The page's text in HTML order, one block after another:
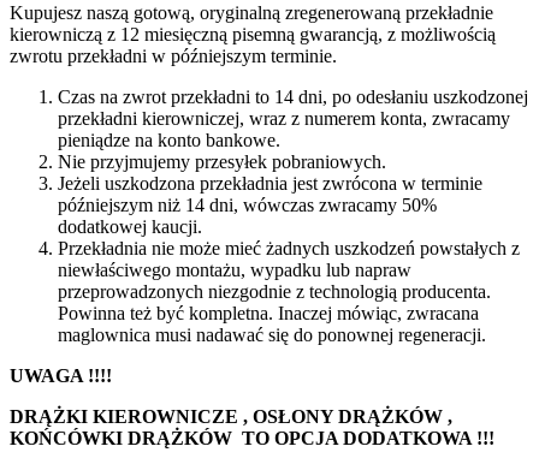
Kupujesz naszą gotową, oryginalną zregenerowaną przekładnie
kierowniczą z 12 miesięczną pisemną gwarancją, z możliwością
zwrotu przekładni w późniejszym terminie.
Czas na zwrot przekładni to 14 dni, po odesłaniu uszkodzonej
przekładni kierowniczej, wraz z numerem konta, zwracamy
pieniądze na konto bankowe.
Nie przyjmujemy przesyłek pobraniowych.
Jeżeli uszkodzona przekładnia jest zwrócona w terminie
późniejszym niż 14 dni, wówczas zwracamy 50%
dodatkowej kaucji.
Przekładnia nie może mieć żadnych uszkodzeń powstałych z
niewłaściwego montażu, wypadku lub napraw
przeprowadzonych niezgodnie z technologią producenta.
Powinna też być kompletna. Inaczej mówiąc, zwracana
maglownica musi nadawać się do ponownej regeneracji.
UWAGA !!!!
DRĄŻKI KIEROWNICZE , OSŁONY DRĄŻKÓW ,
KOŃCÓWKI DRĄŻKÓW TO OPCJA DODATKOWA !!!